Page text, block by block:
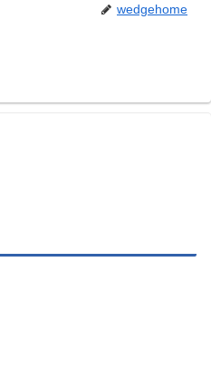
wedgehome